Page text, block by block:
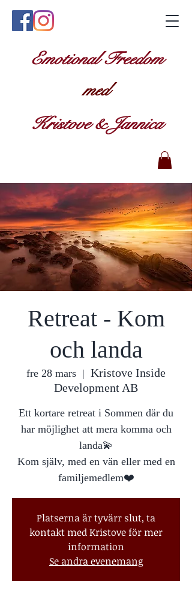
Emotional Freedom
med
Kristove & Jannica
Retreat - Kom
och landa
fre 28 mars
  |
Kristove Inside
Development AB
Ett kortare retreat i Sommen där du
har möjlighet att mera komma och
landa💫
Kom själv, med en vän eller med en
familjemedlem❤️
Platserna är tyvärr slut, ta
kontakt med Kristove för mer
information
Se andra evenemang